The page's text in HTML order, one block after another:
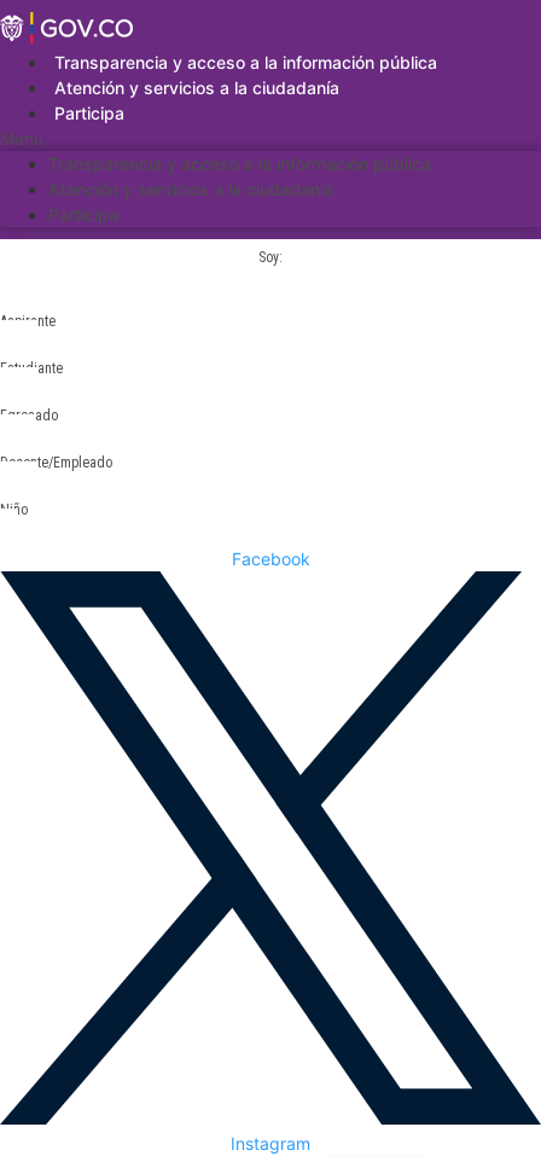
Saltar
al
contenidoTransparencia y acceso a la información pública
Atención y servicios a la ciudadanía
Participa
Menu
Transparencia y acceso a la información pública
Atención y servicios a la ciudadanía
Participa
Soy:
Aspirante
Estudiante
Egresado
Docente/Empleado
Niño
Facebook
Instagram